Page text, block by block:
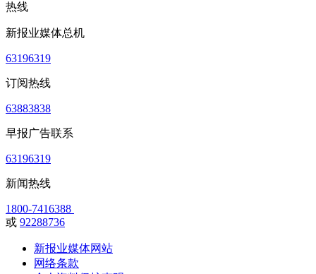
热线
新报业媒体总机
63196319
订阅热线
63883838
早报广告联系
63196319
新闻热线
1800-7416388
或 92288736
新报业媒体网站
网络条款